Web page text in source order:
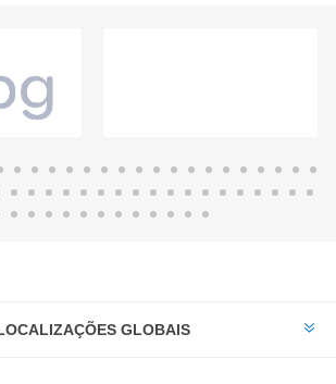
GLOBAIS